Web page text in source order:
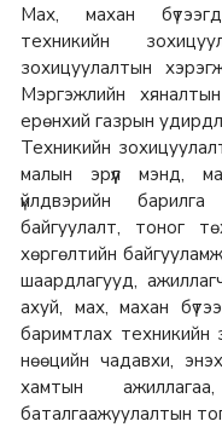
Мах, махан
техникийн
зохицуулалтын
Мэргэжлийн
ерөнхий газрын
Техникийн
малын эрүүл мэнд,
үйлдвэрийн
байгуулалт, тоног
хөргөлтийн
шаардлагууд,
ахуй, мах, махан
баримтлах техникийн
нөөцийн чадавхи,
хамтын
баталгаажуулалтын